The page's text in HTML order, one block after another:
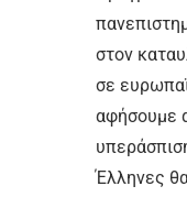
στον
σε
αφήσουμε
Έλληνες